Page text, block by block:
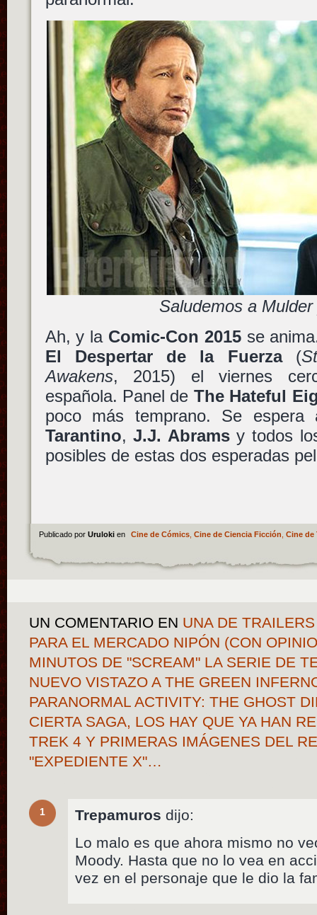
Saludemos a
Ah, y la Comic-Con 2015se
El Despertar de la Fuerza(
Awakens, 2015) el viernes
española. Panel de The Hateful
poco más temprano. Se
Tarantino,J.J. Abramsy todos
posibles de estas dos esperadas
Publicado por Uruloki en Cine de Cómics, Cine de Ciencia Ficción Cine de
UN COMENTARIO EN UNA DE
PARA EL MERCADO NIPÓN (CON
MINUTOS DE "SCREAM" LA SERIE DE
NUEVO VISTAZO A THE GREEN
PARANORMAL ACTIVITY: THE GHOST
CIERTA SAGA, LOS HAY QUE YA HAN
TREK 4 Y PRIMERAS IMÁGENES DEL
"EXPEDIENTE X"…
1 Trepamuros dijo:
Lo malo es que ahora mismo no
Moody. Hasta que no lo vea en
vez en el personaje que le dio la